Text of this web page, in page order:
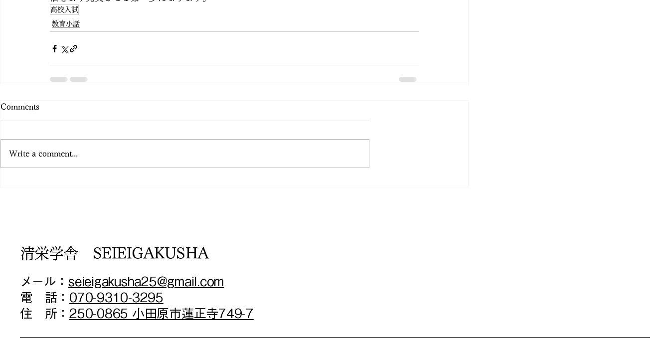
高校入試
教育小話
Comments
Write a comment...
清栄学舎 SEIEIGAKUSHA
メール： seieigakusha25@gmail.com
電 話： 070-9310-3295
​住 所： 250-0865 小田原市蓮正寺749-7